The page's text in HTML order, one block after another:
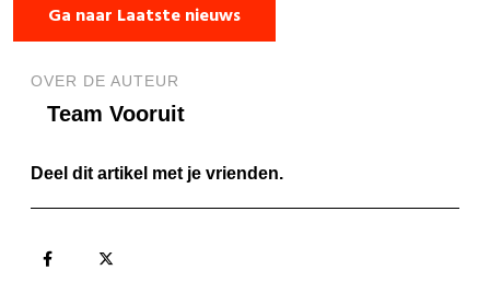
Ga naar Laatste nieuws
OVER DE AUTEUR
Team Vooruit
Deel dit artikel met je vrienden.